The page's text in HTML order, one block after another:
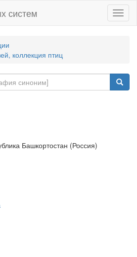
систем
коллекция птиц
Башкортостан (Россия)